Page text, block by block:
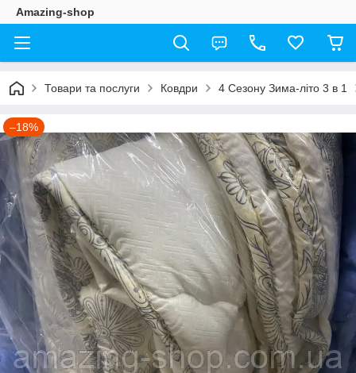
Amazing-shop
Товари та послуги Ковдри 4 Сезону Зима-літо 3 в 1
–18%